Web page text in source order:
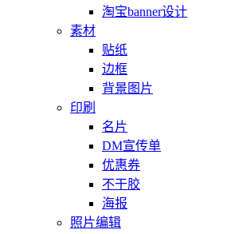
淘宝banner设计
素材
贴纸
边框
背景图片
印刷
名片
DM宣传单
优惠券
不干胶
海报
照片编辑